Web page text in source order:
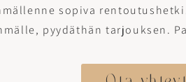
sopiva
pyydäthän tarjouksen.